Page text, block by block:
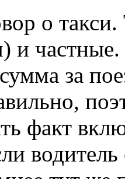
о
и
за
факт